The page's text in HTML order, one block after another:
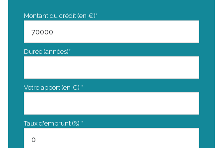
Montant du crédit (en €)*
Durée (années)*
Votre apport (en €) *
Taux d'emprunt (%) *